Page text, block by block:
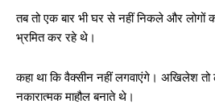
तब तो एक बार भी घर से नहीं निकले और लोगों
भ्रमित कर रहे थे।
कहा था कि वैक्सीन नहीं लगवाएंगे। अखिलेश तो
नकारात्मक माहौल बनाते थे।